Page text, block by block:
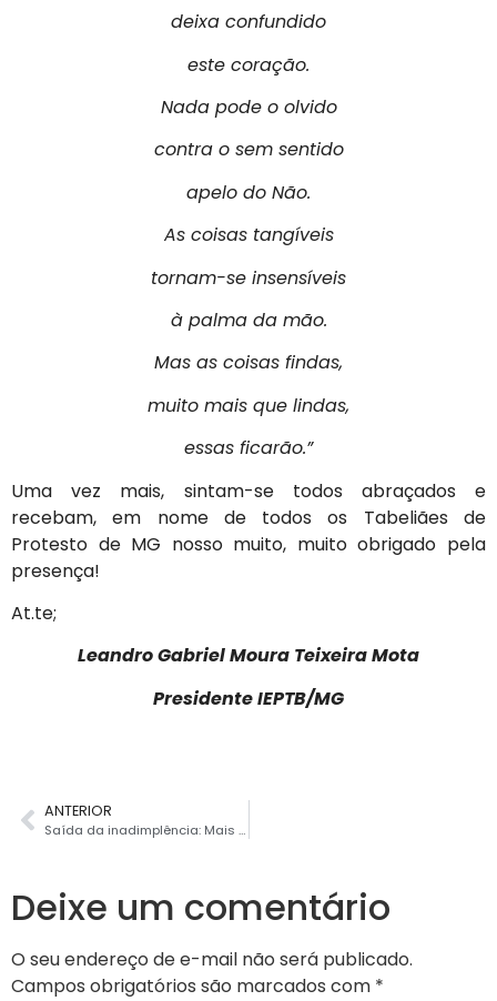
deixa confundido
este coração.
Nada pode o olvido
contra o sem sentido
apelo do Não.
As coisas tangíveis
tornam-se insensíveis
à palma da mão.
Mas as coisas findas,
muito mais que lindas,
essas ficarão.”
Uma vez mais, sintam-se todos abraçados e
recebam, em nome de todos os Tabeliães de
Protesto de MG nosso muito, muito obrigado pela
presença!
At.te;
Leandro Gabriel Moura Teixeira Mota
Presidente IEPTB/MG
ANTERIOR
Saída da inadimplência: Mais de 700 mil títulos protestados em Minas já podem ser cancelados com desconto de 50% nas taxas cartorárias
Deixe um comentário
O seu endereço de e-mail não será publicado.
Campos obrigatórios são marcados com *